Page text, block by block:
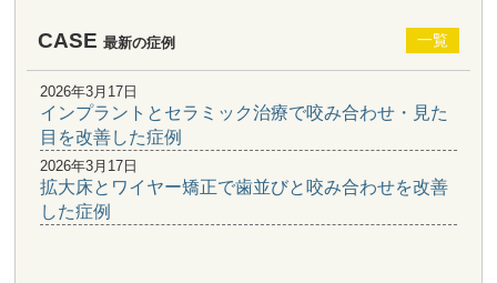
CASE 最新の症例 一覧
2026年3月17日
インプラントとセラミック治療で咬み合わせ・見た
目を改善した症例
2026年3月17日
拡大床とワイヤー矯正で歯並びと咬み合わせを改善
した症例